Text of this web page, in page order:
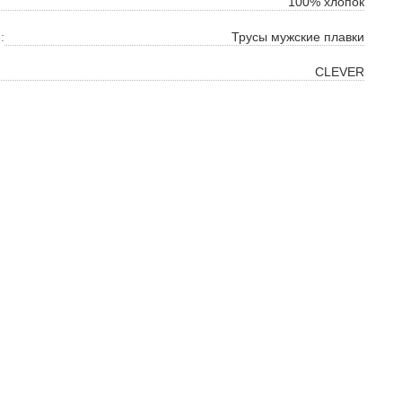
Трусы мужские плавки
CLEVER